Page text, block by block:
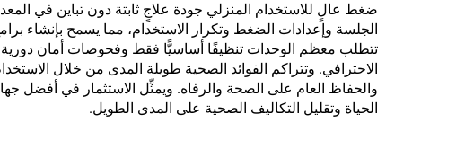
ضغط عالٍ للاستخدام المنزلي جودة علاجٍ ثابتة دون تباين في
الجلسة وإعدادات الضغط وتكرار الاستخدام، مما يسمح بإنشاء
تتطلب معظم الوحدات تنظيفًا أساسيًّا فقط وفحوصات أمان دورية.
الاحترافي. وتتراكم الفوائد الصحية طويلة المدى من خلال
والحفاظ العام على الصحة والرفاه. ويمثِّل الاستثمار في أفضل
الحياة وتقليل التكاليف الصحية على المدى الطويل.